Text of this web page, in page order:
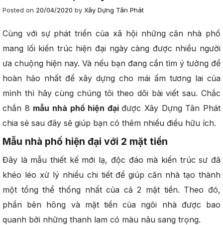
Posted on 20/04/2020 by Xây Dựng Tân Phát
Cùng với sự phát triển của xã hội những căn nhà phố
mang lối kiến trúc hiện đại ngày càng được nhiều người
ưa chuộng hiện nay. Và nếu bạn đang cần tìm ý tưởng để
hoàn hảo nhất để xây dựng cho mái ấm tương lai của
mình thì hãy cùng chúng tôi theo dõi bài viết sau. Chắc
chắn 8 mẫu nhà phố hiện đạiđược Xây Dựng Tân Phát
chia sẻ sau đây sẽ giúp bạn có thêm nhiều điều hữu ích.
Mẫu nhà phố hiện đại với 2 mặt tiền
Đây là mẫu thiết kế mới lạ, độc đáo mà kiến trúc sư đã
khéo léo xử lý nhiều chi tiết để giúp căn nhà tạo thành
một tổng thể thống nhất của cả 2 mặt tiền. Theo đó,
phần bên hông và mặt tiền của ngôi nhà được bao
quanh bởi những thanh lam có màu nâu sang trọng.